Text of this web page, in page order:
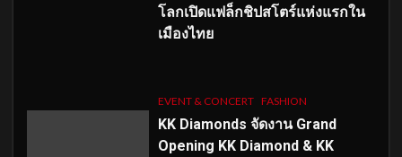
โลกเปิดแฟล็กชิปสโตร์แห่งแรกใน
เมืองไทย
EVENT & CONCERT FASHION
KK Diamonds จัดงาน Grand
Opening KK Diamond & KK